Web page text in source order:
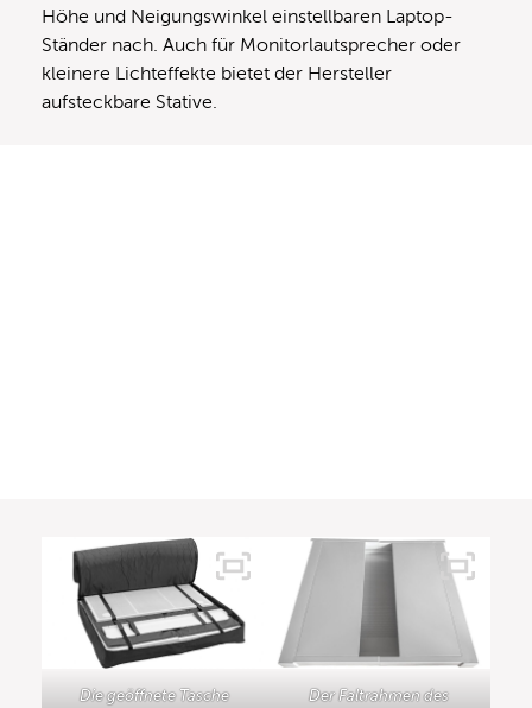
Höhe und Neigungswinkel einstellbaren Laptop-
Ständer nach. Auch für Monitorlautsprecher oder
kleinere Lichteffekte bietet der Hersteller
aufsteckbare Stative.
Die geöffnete Tasche
Der Faltrahmen des